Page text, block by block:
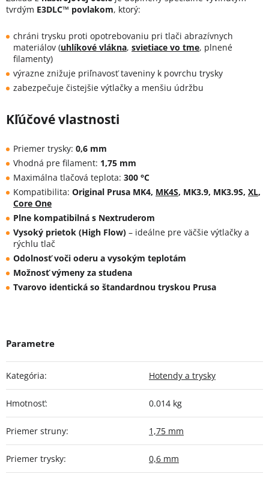
tvrdým E3DLC™ povlakom, ktorý:
chráni trysku proti opotrebovaniu pri tlači abrazívnych
materiálov (uhlíkové vlákna, svietiace vo tme, plnené
filamenty)
výrazne znižuje priľnavosť taveniny k povrchu trysky
zabezpečuje čistejšie výtlačky a menšiu údržbu
Kľúčové vlastnosti
Priemer trysky: 0,6 mm
Vhodná pre filament: 1,75 mm
Maximálna tlačová teplota: 300 °C
Kompatibilita: Original Prusa MK4, MK4S, MK3.9, MK3.9S, XL,
Core One
Plne kompatibilná s Nextruderom
Vysoký prietok (High Flow) – ideálne pre väčšie výtlačky a
rýchlu tlač
Odolnosť voči oderu a vysokým teplotám
Možnosť výmeny za studena
Tvarovo identická so štandardnou tryskou Prusa
Kategória: Hotendy a trysky
Hmotnosť: 0.014 kg
Priemer struny: 1,75 mm
Priemer trysky: 0,6 mm